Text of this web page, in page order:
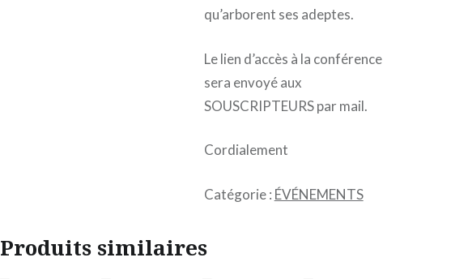
qu’arborent ses adeptes.
Le lien d’accès à la conférence
sera envoyé aux
SOUSCRIPTEURS par mail.
Cordialement
Catégorie : ÉVÉNEMENTS
Produits similaires